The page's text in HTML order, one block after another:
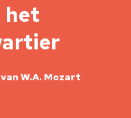
het
W.A. Mozart